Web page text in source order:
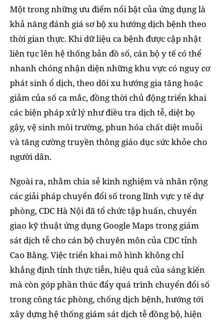
Một trong những ưu điểm nổi bật của ứng dụng là
khả năng đánh giá sơ bộ xu hướng dịch bệnh theo
thời gian thực. Khi dữ liệu ca bệnh được cập nhật
liên tục lên hệ thống bản đồ số, cán bộ y tế có thể
nhanh chóng nhận diện những khu vực có nguy cơ
phát sinh ổ dịch, theo dõi xu hướng gia tăng hoặc
giảm của số ca mắc, đồng thời chủ động triển khai
các biện pháp xử lý như điều tra dịch tễ, diệt bọ
gậy, vệ sinh môi trường, phun hóa chất diệt muỗi
và tăng cường truyền thông giáo dục sức khỏe cho
người dân.
Ngoài ra, nhằm chia sẻ kinh nghiệm và nhân rộng
các giải pháp chuyển đổi số trong lĩnh vực y tế dự
phòng, CDC Hà Nội đã tổ chức tập huấn, chuyển
giao kỹ thuật ứng dụng Google Maps trong giám
sát dịch tễ cho cán bộ chuyên môn của CDC tỉnh
Cao Bằng. Việc triển khai mô hình không chỉ
khẳng định tính thực tiễn, hiệu quả của sáng kiến
mà còn góp phần thúc đẩy quá trình chuyển đổi số
trong công tác phòng, chống dịch bệnh, hướng tới
xây dựng hệ thống giám sát dịch tễ đồng bộ, hiện